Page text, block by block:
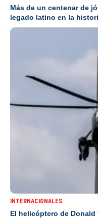
Más de un centenar de
legado latino en la
INTERNACIONALES
El helicóptero de